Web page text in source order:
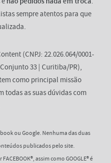
sempre atentos para que
(CNPJ: 22.026.064/0001-
33 | Curitiba/PR),
como principal missão
todas as suas dúvidas com
ou Google. Nenhuma das duas
publicados pelo site.
assim como GOOGLE® é